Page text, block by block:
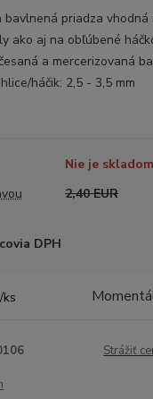
bavlnená priadza
ako aj na obľúbené
a mercerizovaná
m Ihlice/
Nie je skladom
2,40 EUR
DPH
/ks
Strážiť